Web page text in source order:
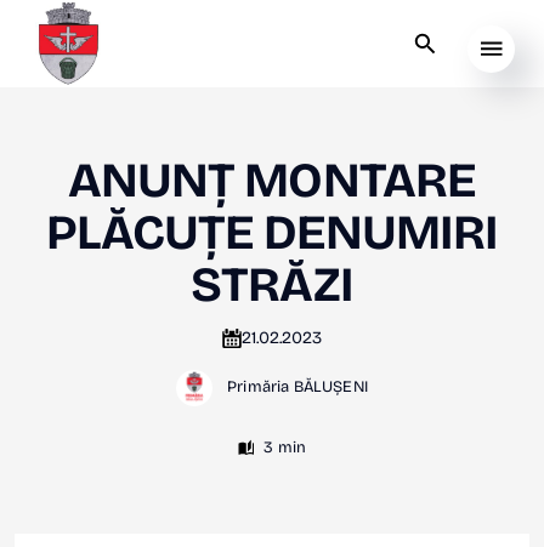
ANUNȚ MONTARE
PLĂCUȚE DENUMIRI
STRĂZI
21.02.2023
Primăria BĂLUȘENI
3 min